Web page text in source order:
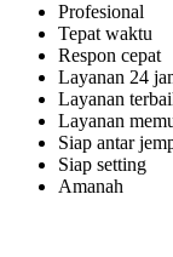
Profesional
Tepat waktu
Respon cepat
Layanan 24
Layanan
Layanan
Siap antar
Siap setting
Amanah